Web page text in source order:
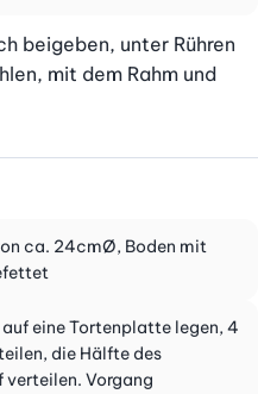
beigeben, unter Rühren
mit dem Rahm und
ca. 24cmØ, Boden mit
eine Tortenplatte legen, 4
die Hälfte des
Vorgang